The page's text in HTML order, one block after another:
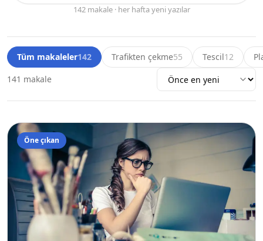
142 makale· her hafta yeni yazılar
Tüm makaleler142 Trafikten çekme55 Tescil12
141 makale
Öne çıkan